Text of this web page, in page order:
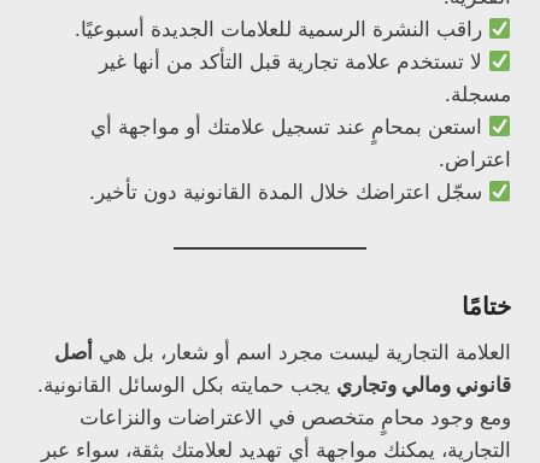
راقب النشرة الرسمية للعلامات الجديدة أسبوعيًا.
لا تستخدم علامة تجارية قبل التأكد من أنها غير
مسجلة.
استعن بمحامٍ عند تسجيل علامتك أو مواجهة أي
اعتراض.
سجّل اعتراضك خلال المدة القانونية دون تأخير.
ختامًا
العلامة التجارية ليست مجرد اسم أو شعار، بل هي أصل
قانوني ومالي وتجاري يجب حمايته بكل الوسائل القانونية.
ومع وجود محامٍ متخصص في الاعتراضات والنزاعات
التجارية، يمكنك مواجهة أي تهديد لعلامتك بثقة، سواء عبر